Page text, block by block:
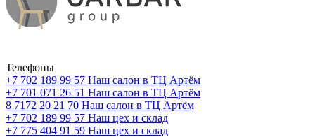
Телефоны
+7 702 189 99 57 Наш салон в ТЦ Артём
+7 701 071 26 51 Наш салон в ТЦ Артём
8 7172 20 21 70 Наш салон в ТЦ Артём
+7 702 189 99 57 Наш цех и склад
+7 775 404 91 59 Наш цех и склад